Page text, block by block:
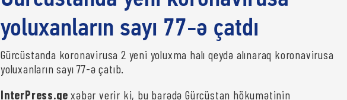
yoluxanların sayı 77-ə çatdı
Gürcüstanda koronavirusa 2 yeni yoluxma halı qeydə alınaraq koronavirusa
yoluxanların sayı 77-ə çatıb.
InterPress.ge xəbər verir ki, bu barədə Gürcüstan hökumətinin